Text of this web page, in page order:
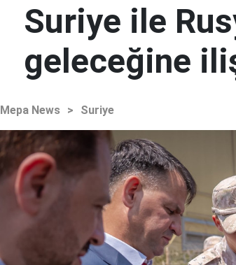
Suriye ile
geleceğine
Mepa News > Suriye